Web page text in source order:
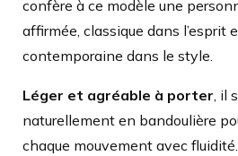
confère à ce modèle une
affirmée, classique dans l’esprit
contemporaine dans le style.
Léger et agréable à porter, il
naturellement en bandoulière
chaque mouvement avec fluidité.